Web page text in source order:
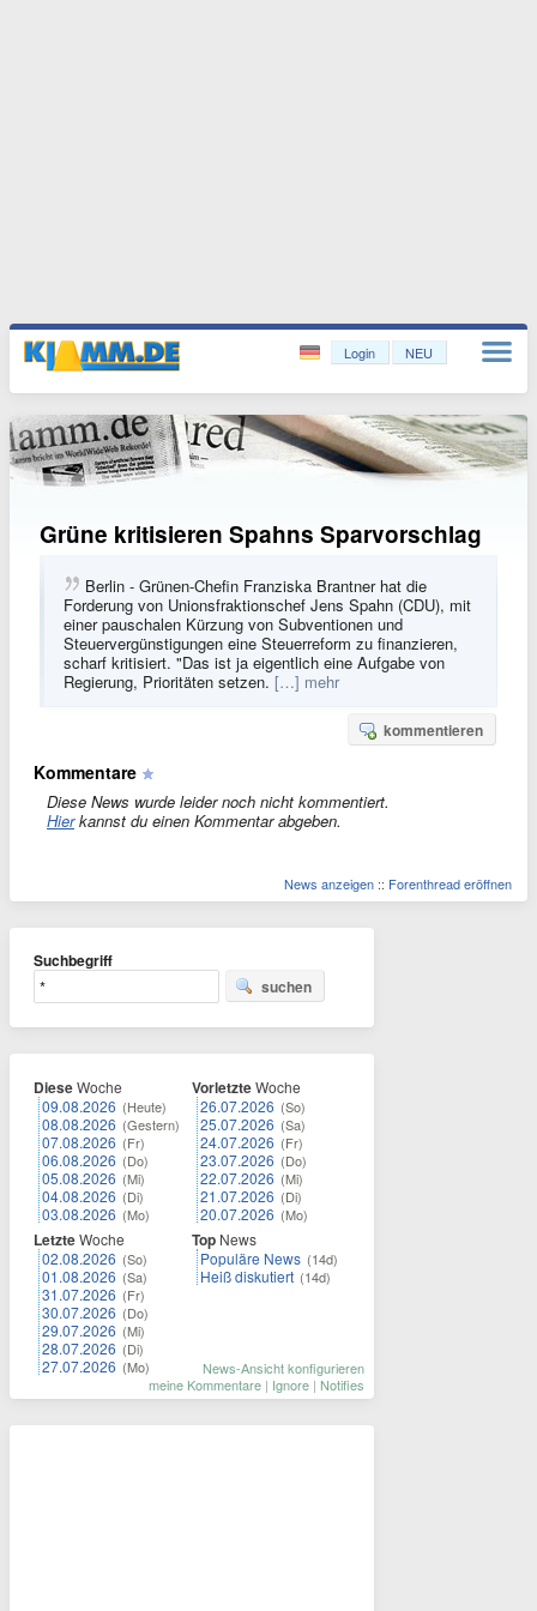
Login NEU
Grüne kritisieren Spahns Sparvorschlag
Berlin - Grünen-Chefin Franziska Brantner hat die
Forderung von Unionsfraktionschef Jens Spahn (CDU), mit
einer pauschalen Kürzung von Subventionen und
Steuervergünstigungen eine Steuerreform zu finanzieren,
scharf kritisiert. "Das ist ja eigentlich eine Aufgabe von
Regierung, Prioritäten setzen. […] mehr
kommentieren
Kommentare
Diese News wurde leider noch nicht kommentiert.
Hierkannst du einen Kommentar abgeben.
News anzeigen :: Forenthread eröffnen
Suchbegriff
suchen
DieseWoche
09.08.2026 (Heute)
08.08.2026 (Gestern)
07.08.2026 (Fr)
06.08.2026 (Do)
05.08.2026 (Mi)
04.08.2026 (Di)
03.08.2026 (Mo)
LetzteWoche
02.08.2026 (So)
01.08.2026 (Sa)
31.07.2026 (Fr)
30.07.2026 (Do)
29.07.2026 (Mi)
28.07.2026 (Di)
27.07.2026 (Mo)
VorletzteWoche
26.07.2026 (So)
25.07.2026 (Sa)
24.07.2026 (Fr)
23.07.2026 (Do)
22.07.2026 (Mi)
21.07.2026 (Di)
20.07.2026 (Mo)
Top News
Populäre News (14d)
Heiß diskutiert (14d)
News-Ansicht konfigurieren
meine Kommentare | Ignore | Notifies